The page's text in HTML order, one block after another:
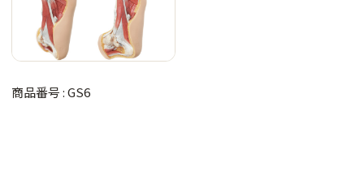
商品番号 : GS6